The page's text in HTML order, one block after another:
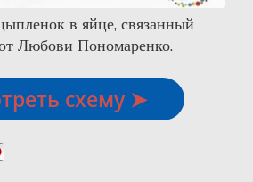
в яйце, связанный
Любови Пономаренко.
схему ➤